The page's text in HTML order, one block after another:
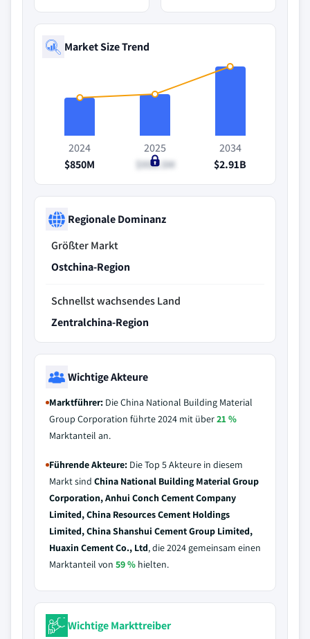
Market Size Trend
2024
$850M
2025
$956.5M
2034
$2.91B
Regionale Dominanz
Größter Markt
Ostchina-Region
Schnellst wachsendes Land
Zentralchina-Region
Wichtige Akteure
Marktführer: Die China National Building Material
Group Corporation führte 2024 mit über21 %
Marktanteil an.
Führende Akteure: Die Top 5 Akteure in diesem
Markt sind China National Building Material Group
Corporation, Anhui Conch Cement Company
Limited, China Resources Cement Holdings
Limited, China Shanshui Cement Group Limited,
Huaxin Cement Co., Ltd, die 2024 gemeinsam einen
Marktanteil von 59 % hielten.
Wichtige Markttreiber